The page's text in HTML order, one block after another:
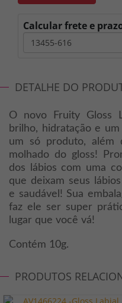
Calcular frete e
DETALHE DO
O novo Fruity Gloss
brilho, hidratação e
um só produto,
molhado do gloss!
dos lábios com uma
que deixam seus
e saudável! Sua
faz ele ser super
lugar que você vá!
Contém 10g.
PRODUTOS